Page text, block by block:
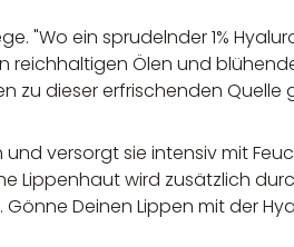
"Wo ein sprudelnder 1%
Ölen und
zu dieser erfrischenden Quelle
versorgt sie intensiv mit
Lippenhaut wird zusätzlich
Deinen Lippen mit der